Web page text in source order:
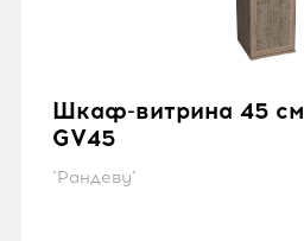
Шкаф-витрина 45 см
GV45
"Рандеву"